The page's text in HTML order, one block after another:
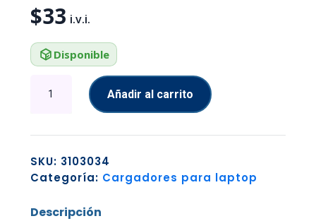
$33
Disponible
ADAPTADOR
AC1300
DUAL
HIGH
Añadir al carrito
SKU: 3103034
Categoría: Cargadores para laptop
Descripción